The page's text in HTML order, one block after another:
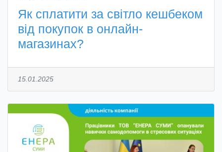
Як сплатити за світло кешбеком
від покупок в онлайн-
магазинах?
15.01.2025